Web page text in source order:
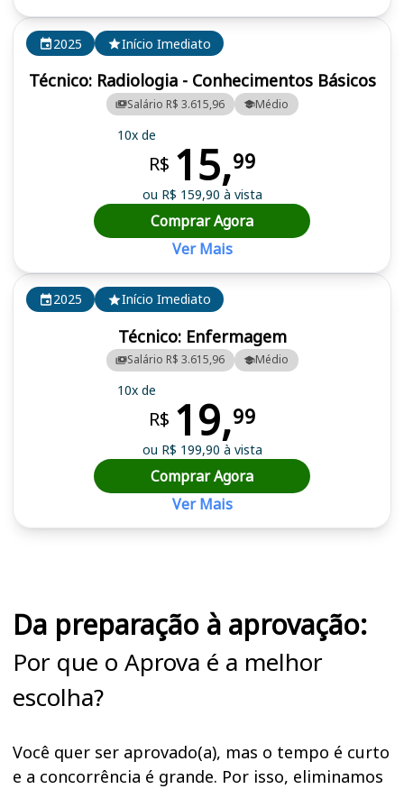
2025 Início Imediato
Técnico: Enfermagem
Salário R$ 3.615,96 Médio
10x de
R$ 19,99
ou R$ 199,90 à vista
Comprar Agora
Ver Mais
2025 Início Imediato
Técnico: Radiologia - Conhecimentos Básicos
Salário R$ 3.615,96 Médio
10x de
R$ 15,99
ou R$ 159,90 à vista
Comprar Agora
Ver Mais
Da preparação à aprovação:
Por que o Aprova é a melhor
escolha?
Você quer ser aprovado(a), mas o tempo é curto
e a concorrência é grande. Por isso, eliminamos